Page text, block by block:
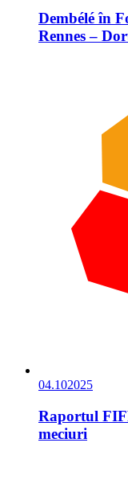
Dembélé în
Rennes –
04.102025
Raportul
meciuri